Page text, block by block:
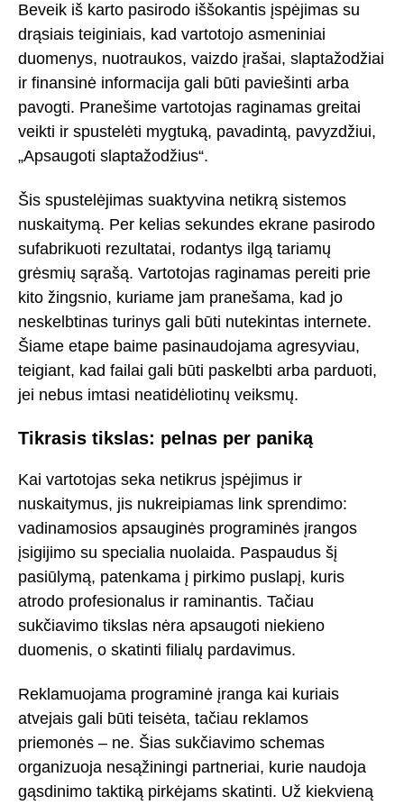
Beveik iš karto pasirodo iššokantis įspėjimas su
drąsiais teiginiais, kad vartotojo asmeniniai
duomenys, nuotraukos, vaizdo įrašai, slaptažodžiai
ir finansinė informacija gali būti paviešinti arba
pavogti. Pranešime vartotojas raginamas greitai
veikti ir spustelėti mygtuką, pavadintą, pavyzdžiui,
„Apsaugoti slaptažodžius“.
Šis spustelėjimas suaktyvina netikrą sistemos
nuskaitymą. Per kelias sekundes ekrane pasirodo
sufabrikuoti rezultatai, rodantys ilgą tariamų
grėsmių sąrašą. Vartotojas raginamas pereiti prie
kito žingsnio, kuriame jam pranešama, kad jo
neskelbtinas turinys gali būti nutekintas internete.
Šiame etape baime pasinaudojama agresyviau,
teigiant, kad failai gali būti paskelbti arba parduoti,
jei nebus imtasi neatidėliotinų veiksmų.
Tikrasis tikslas: pelnas per paniką
Kai vartotojas seka netikrus įspėjimus ir
nuskaitymus, jis nukreipiamas link sprendimo:
vadinamosios apsauginės programinės įrangos
įsigijimo su specialia nuolaida. Paspaudus šį
pasiūlymą, patenkama į pirkimo puslapį, kuris
atrodo profesionalus ir raminantis. Tačiau
sukčiavimo tikslas nėra apsaugoti niekieno
duomenis, o skatinti filialų pardavimus.
Reklamuojama programinė įranga kai kuriais
atvejais gali būti teisėta, tačiau reklamos
priemonės – ne. Šias sukčiavimo schemas
organizuoja nesąžiningi partneriai, kurie naudoja
gąsdinimo taktiką pirkėjams skatinti. Už kiekvieną